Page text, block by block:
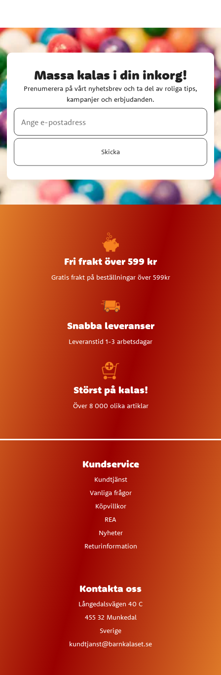
Massa kalas i din inkorg!
Prenumerera på vårt nyhetsbrev och ta del av roliga tips,
kampanjer och erbjudanden.
Skicka
Fri frakt över 599 kr
Gratis frakt på beställningar över 599kr
Snabba leveranser
Leveranstid 1-3 arbetsdagar
Störst på kalas!
Över 8 000 olika artiklar
Kundservice
Kundtjänst
Vanliga frågor
Köpvillkor
REA
Nyheter
Returinformation
Kontakta oss
Långedalsvägen 40 C
455 32 Munkedal
Sverige
kundtjanst@barnkalaset.se